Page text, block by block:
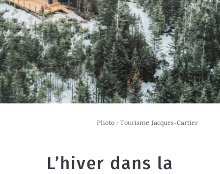
Photo : Tourisme Jacques-Cartier
L’hiver dans la